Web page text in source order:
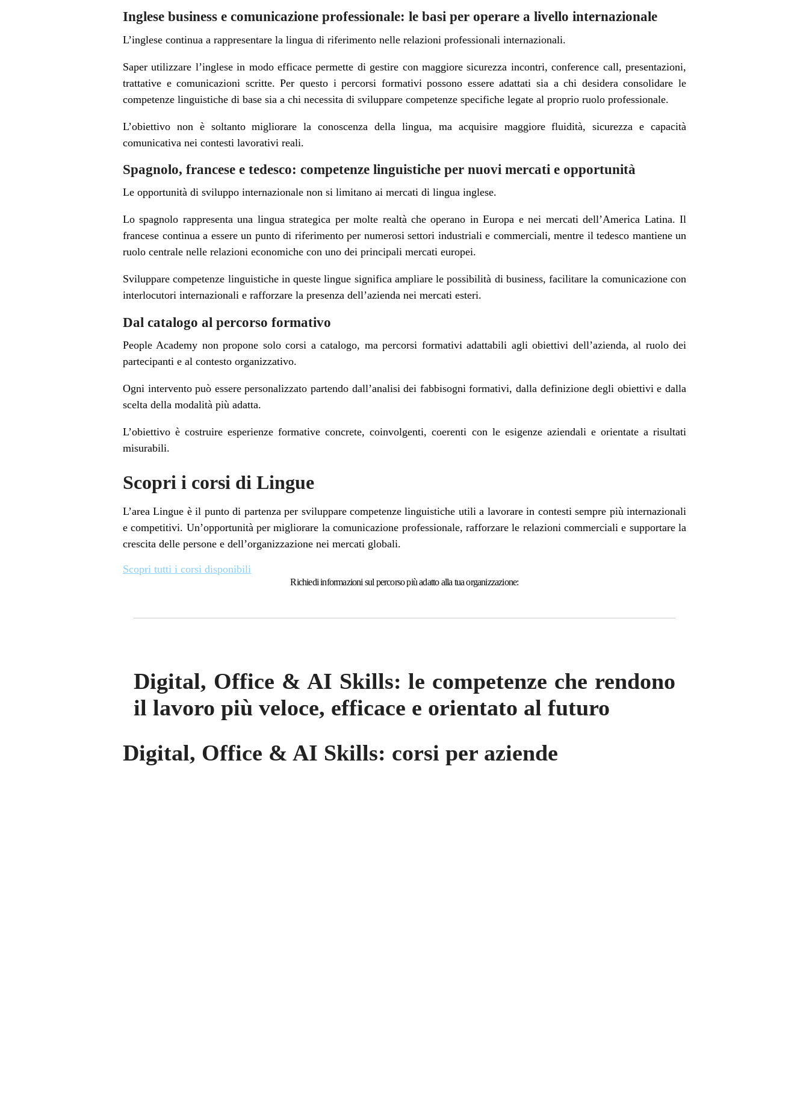
Inglese business e comunicazione professionale: le basi per operare a livello internazionale
L’inglese continua a rappresentare la lingua di riferimento nelle relazioni professionali internazionali.
Saper utilizzare l’inglese in modo efficace permette di gestire con maggiore sicurezza incontri, conference call, presentazioni,
trattative e comunicazioni scritte. Per questo i percorsi formativi possono essere adattati sia a chi desidera consolidare le
competenze linguistiche di base sia a chi necessita di sviluppare competenze specifiche legate al proprio ruolo professionale.
L’obiettivo non è soltanto migliorare la conoscenza della lingua, ma acquisire maggiore fluidità, sicurezza e capacità
comunicativa nei contesti lavorativi reali.
Spagnolo, francese e tedesco: competenze linguistiche per nuovi mercati e opportunità
Le opportunità di sviluppo internazionale non si limitano ai mercati di lingua inglese.
Lo spagnolo rappresenta una lingua strategica per molte realtà che operano in Europa e nei mercati dell’America Latina. Il
francese continua a essere un punto di riferimento per numerosi settori industriali e commerciali, mentre il tedesco mantiene un
ruolo centrale nelle relazioni economiche con uno dei principali mercati europei.
Sviluppare competenze linguistiche in queste lingue significa ampliare le possibilità di business, facilitare la comunicazione con
interlocutori internazionali e rafforzare la presenza dell’azienda nei mercati esteri.
Dal catalogo al percorso formativo
People Academy non propone solo corsi a catalogo, ma percorsi formativi adattabili agli obiettivi dell’azienda, al ruolo dei
partecipanti e al contesto organizzativo.
Ogni intervento può essere personalizzato partendo dall’analisi dei fabbisogni formativi, dalla definizione degli obiettivi e dalla
scelta della modalità più adatta.
L’obiettivo è costruire esperienze formative concrete, coinvolgenti, coerenti con le esigenze aziendali e orientate a risultati
misurabili.
Scopri i corsi di Lingue
L’area Lingue è il punto di partenza per sviluppare competenze linguistiche utili a lavorare in contesti sempre più internazionali
e competitivi. Un’opportunità per migliorare la comunicazione professionale, rafforzare le relazioni commerciali e supportare la
crescita delle persone e dell’organizzazione nei mercati globali.
Scopri tutti i corsi disponibili
Richiedi informazioni sul percorso più adatto alla tua organizzazione:
Digital, Office & AI Skills: le competenze che rendono
il lavoro più veloce, efficace e orientato al futuro
Digital, Office & AI Skills: corsi per aziende